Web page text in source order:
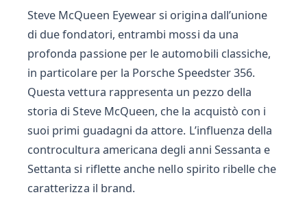
Steve McQueen Eyewear si origina dall’unione
di due fondatori, entrambi mossi da una
profonda passione per le automobili classiche,
in particolare per la Porsche Speedster 356.
Questa vettura rappresenta un pezzo della
storia di Steve McQueen, che la acquistò con i
suoi primi guadagni da attore. L’influenza della
controcultura americana degli anni Sessanta e
Settanta si riflette anche nello spirito ribelle che
caratterizza il brand.